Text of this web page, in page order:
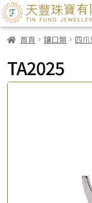
首頁 鑲口類 四
TA2025